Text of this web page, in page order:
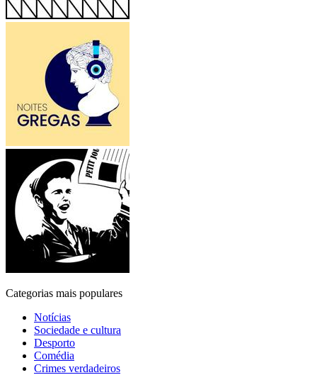
Categorias mais populares
Notícias
Sociedade e cultura
Desporto
Comédia
Crimes verdadeiros